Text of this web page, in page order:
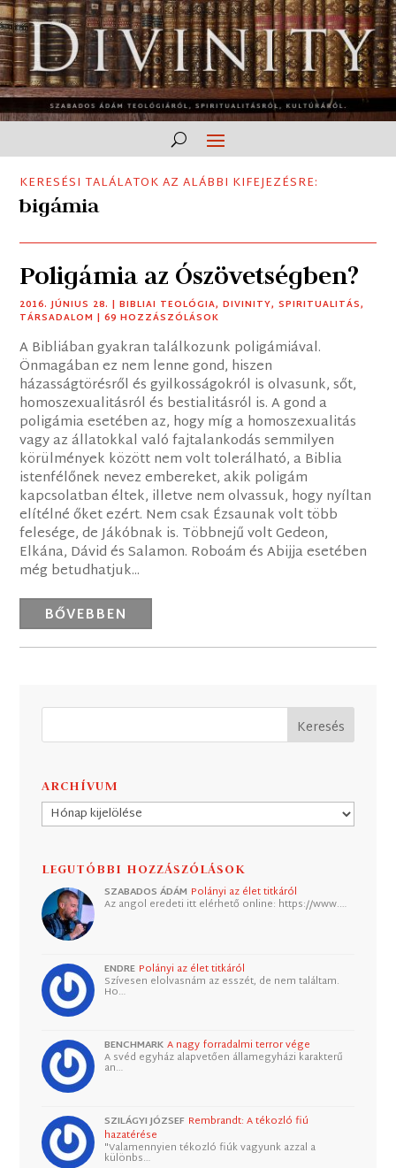
KERESÉSI TALÁLATOK AZ ALÁBBI KIFEJEZÉSRE:
bigámia
Poligámia az Ószövetségben?
2016. JÚNIUS 28. |BIBLIAI TEOLÓGIA,DIVINITY,SPIRITUALITÁS,
TÁRSADALOM | 69 HOZZÁSZÓLÁSOK
A Bibliában gyakran találkozunk poligámiával.
Önmagában ez nem lenne gond, hiszen
házasságtörésről és gyilkosságokról is olvasunk, sőt,
homoszexualitásról és bestialitásról is. A gond a
poligámia esetében az, hogy míg a homoszexualitás
vagy az állatokkal való fajtalankodás semmilyen
körülmények között nem volt tolerálható, a Biblia
istenfélőnek nevez embereket, akik poligám
kapcsolatban éltek, illetve nem olvassuk, hogy nyíltan
elítélné őket ezért. Nem csak Ézsaunak volt több
felesége, de Jákóbnak is. Többnejű volt Gedeon,
Elkána, Dávid és Salamon. Roboám és Abijja esetében
még betudhatjuk...
BŐVEBBEN
ARCHÍVUM
Archívum
LEGUTÓBBI HOZZÁSZÓLÁSOK
SZABADOS ÁDÁM Polányi az élet titkáról
Az angol eredeti itt elérhető online: https://www.…
ENDRE Polányi az élet titkáról
Szívesen elolvasnám az esszét, de nem találtam.
Ho…
BENCHMARK A nagy forradalmi terror vége
A svéd egyház alapvetően államegyházi karakterű
an…
SZILÁGYI JÓZSEF Rembrandt: A tékozló fiú
hazatérése
"Valamennyien tékozló fiúk vagyunk azzal a
különbs…